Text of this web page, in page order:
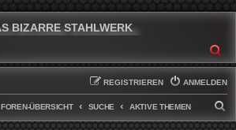
BIZARRE STAHLWERK
ANMELDEN
REGISTRIEREN
FOREN-ÜBERSICHT SUCHE AKTIVE THEMEN
U